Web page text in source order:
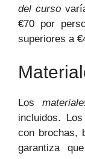
del curso
€70 por
superiores a
Los
incluidos.
con brochas,
garantiza